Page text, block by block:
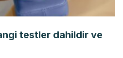
testler dahildir ve